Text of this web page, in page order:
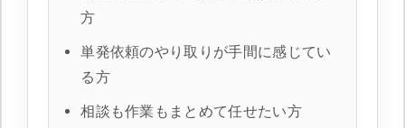
方
単発依頼のやり取りが手間に感じてい
る方
相談も作業もまとめて任せたい方